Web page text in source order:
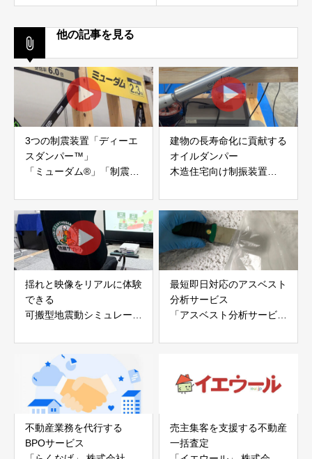
他の記事を見る
3つの制震装置「ディーエ
スダンパー™」
「ミューダム®」「制震テ
アイディールブレーン株式
会社
建物の長寿命化に貢献する
オイルダンパー
木造住宅向け制振装置
株式会社evoltz
揺れと映像をリアルに体験
できる
可搬型地震動シミュレータ
白山工業株式会社
最短即日対応のアスベスト
分析サービス
「アスベスト分析サービ
不動産業務を代行する
BPOサービス
売主集客を支援する不動産
一括査定